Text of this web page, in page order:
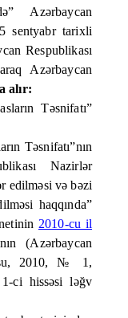
Azərbaycan
sentyabr tarixli
Respublikası
Azərbaycan
alır:
Təsnifatı”
Təsnifatı”nın
Nazirlər
edilməsi və bəzi
haqqında”
2010-cu il
(Azərbaycan
2010, № 1,
ci hissəsi ləğv